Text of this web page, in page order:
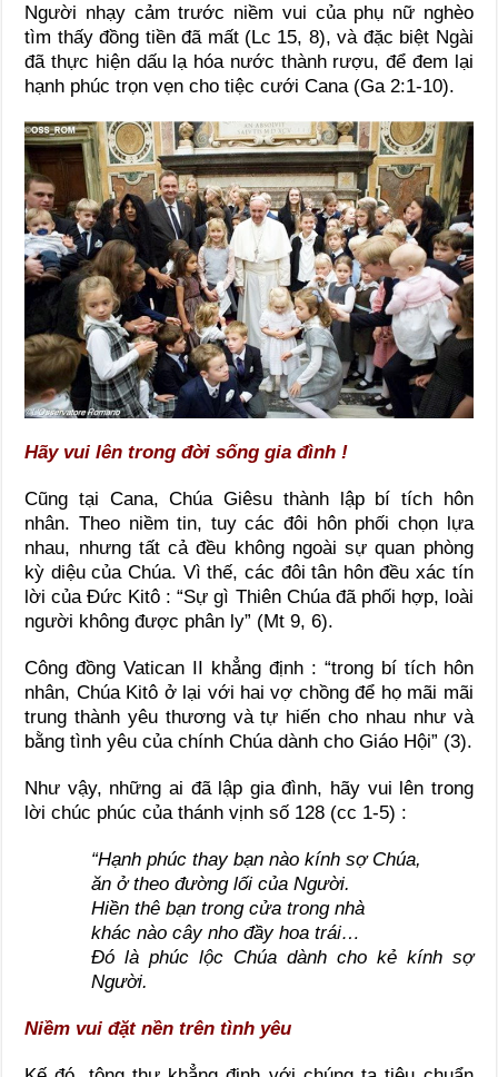
Người nhạy cảm trước niềm vui của phụ nữ nghèo
tìm thấy đồng tiền đã mất (Lc 15, 8), và đặc biệt Ngài
đã thực hiện dấu lạ hóa nước thành rượu, để đem lại
hạnh phúc trọn vẹn cho tiệc cưới Cana (Ga 2:1-10).
Hãy vui lên trong đời sống gia đình !
Cũng tại Cana, Chúa Giêsu thành lập bí tích hôn
nhân. Theo niềm tin, tuy các đôi hôn phối chọn lựa
nhau, nhưng tất cả đều không ngoài sự quan phòng
kỳ diệu của Chúa. Vì thế, các đôi tân hôn đều xác tín
lời của Đức Kitô : “Sự gì Thiên Chúa đã phối hợp, loài
người không được phân ly” (Mt 9, 6).
Công đồng Vatican II khẳng định : “trong bí tích hôn
nhân, Chúa Kitô ở lại với hai vợ chồng để họ mãi mãi
trung thành yêu thương và tự hiến cho nhau như và
bằng tình yêu của chính Chúa dành cho Giáo Hội” (3).
Như vậy, những ai đã lập gia đình, hãy vui lên trong
lời chúc phúc của thánh vịnh số 128 (cc 1-5) :
“Hạnh phúc thay bạn nào kính sợ Chúa,
ăn ở theo đường lối của Người.
Hiền thê bạn trong cửa trong nhà
khác nào cây nho đầy hoa trái…
Đó là phúc lộc Chúa dành cho kẻ kính sợ
Người.
Niềm vui đặt nền trên tình yêu